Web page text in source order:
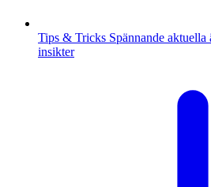
Tips & Tricks Spännande aktuella
insikter